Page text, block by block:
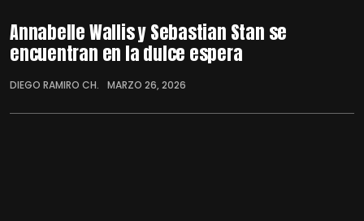
Annabelle Wallis y Sebastian Stan se
encuentran en la dulce espera
DIEGO RAMIRO CH. MARZO 26, 2026